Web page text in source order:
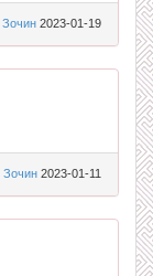
Зочин 2023-01-19
Зочин 2023-01-11